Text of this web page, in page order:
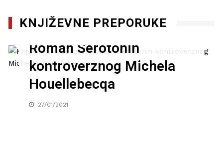
KNJIŽEVNE PREPORUKE
Književna recenzija:
Roman Serotonin
kontroverznog Michela
Houellebecqa
27/01/2021